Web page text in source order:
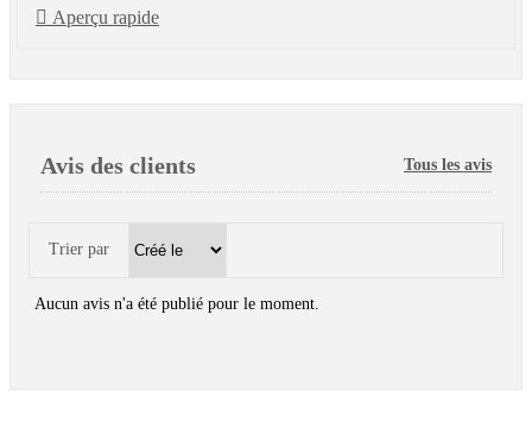
 Aperçu rapide
Avis des clients Tous les avis
Trier par
Aucun avis n'a été publié pour le moment.